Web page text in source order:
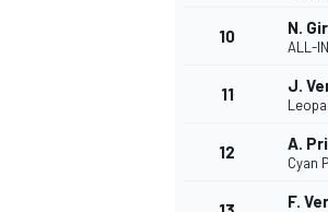
10 N.
ALL-
11 J.
12 A.
Cyan
F.